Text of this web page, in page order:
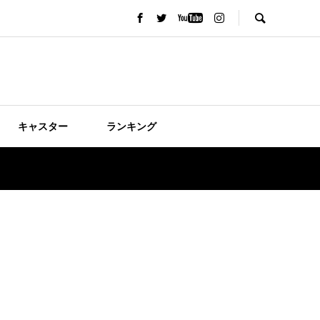
キャスター ランキング